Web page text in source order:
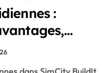
:
Stratégies